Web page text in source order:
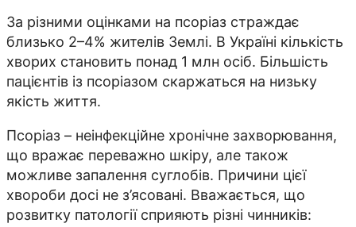
За різними оцінками на псоріаз страждає
близько 2–4% жителів Землі. В Україні кількість
хворих становить понад 1 млн осіб. Більшість
пацієнтів із псоріазом скаржаться на низьку
якість життя.
Псоріаз – неінфекційне хронічне захворювання,
що вражає переважно шкіру, але також
можливе запалення суглобів. Причини цієї
хвороби досі не з’ясовані. Вважається, що
розвитку патології сприяють різні чинників: